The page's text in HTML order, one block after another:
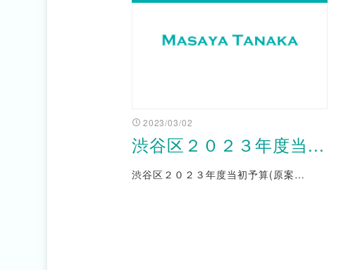
2023/03/02
渋谷区２０２３年度当...
渋谷区２０２３年度当初予算(原案…